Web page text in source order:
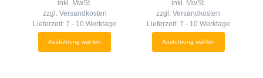
inkl. MwSt.
zzgl. Versandkosten
Lieferzeit:7 - 10 Werktage
Ausführung wählen
Optionen
können
auf
der
inkl. MwSt.
zzgl.Versandkosten
Lieferzeit: 7 - 10 Werktage
Ausführung wählen
Optionen
können
auf
der